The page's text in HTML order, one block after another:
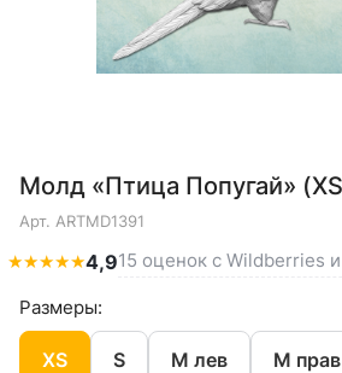
Молд «Птица Попугай»
Арт. ARTMD1391
★★★★★4,915 оценок с Wildberries
Размеры:
XS S M лев M прав